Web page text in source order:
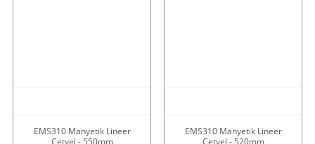
EMS310 Manyetik Lineer
Cetvel - 550mm
EMS310 Manyetik Lineer
Cetvel - 520mm